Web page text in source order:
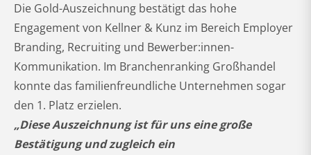
Die Gold-Auszeichnung bestätigt das hohe
Engagement von Kellner & Kunz im Bereich Employer
Branding, Recruiting und Bewerber:innen-
Kommunikation. Im Branchenranking Großhandel
konnte das familienfreundliche Unternehmen sogar
den 1. Platz erzielen.
„Diese Auszeichnung ist für uns eine große
Bestätigung und zugleich ein